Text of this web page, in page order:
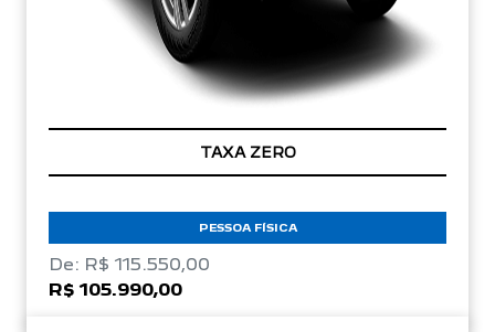
TAXA ZERO
PESSOA FÍSICA
De: R$ 115.550,00
R$ 105.990,00